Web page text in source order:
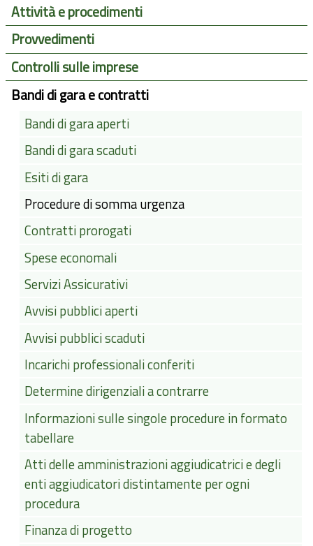
Attività e procedimenti
Provvedimenti
Controlli sulle imprese
Bandi di gara e contratti
Bandi di gara aperti
Bandi di gara scaduti
Esiti di gara
Procedure di somma urgenza
Contratti prorogati
Spese economali
Servizi Assicurativi
Avvisi pubblici aperti
Avvisi pubblici scaduti
Incarichi professionali conferiti
Determine dirigenziali a contrarre
Informazioni sulle singole procedure in formato
tabellare
Atti delle amministrazioni aggiudicatrici e degli
enti aggiudicatori distintamente per ogni
procedura
Finanza di progetto